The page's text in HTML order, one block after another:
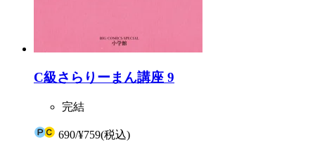
C級さらりーまん講座 9
完結
690/¥759(税込)